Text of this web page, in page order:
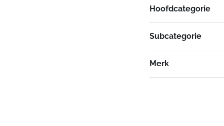
Hoofdcategorie
Subcategorie
Merk